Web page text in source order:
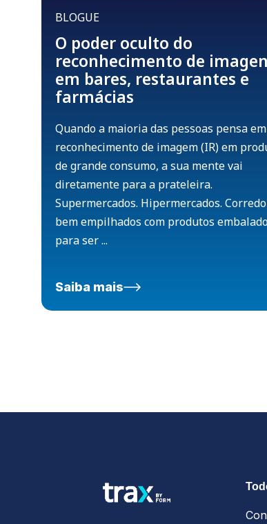
BLOGUE
O poder oculto do
reconhecimento de
em bares, restaurantes e
farmácias
Quando a maioria das pessoas pensa em
reconhecimento de imagem (IR) em
de grande consumo, a sua mente vai
diretamente para a prateleira.
Supermercados. Hipermercados.
bem empilhados com produtos
para ser ...
Saiba mais